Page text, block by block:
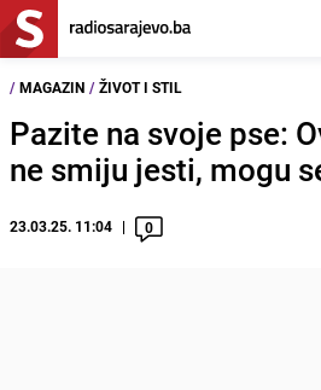
/ MAGAZIN / ŽIVOT I STIL
Pazite na svoje pse:
ne smiju jesti, mogu
23.03.25. 11:04 0